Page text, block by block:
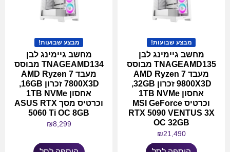
מבצע שבועות!
מחשב גיימינג לבן
TNAGEAMD135 מבוסס
מעבד AMD Ryzen 7
9800X3D זכרון 32GB,
אחסון 1TB NVMe
וכרטיס MSI GeForce
RTX 5090 VENTUS 3X
OC 32GB
₪21,490
מבצע שבועות!
מחשב גיימינג לבן
TNAGEAMD134 מבוסס
מעבד AMD Ryzen 7
7800X3D זכרון 16GB,
אחסון 1TB NVMe
וכרטיס מסך ASUS RTX
5060 Ti OC 8GB
₪8,299